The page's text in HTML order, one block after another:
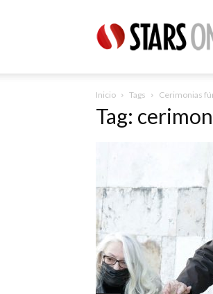
Online
Inicio Tags Cerimonias
Tag: